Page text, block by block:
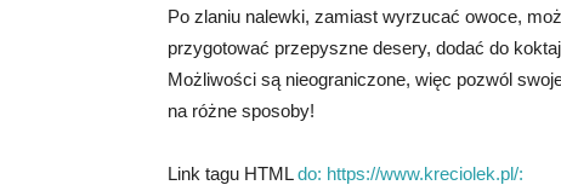
Po zlaniu nalewki, zamiast wyrzucać owoce,
przygotować przepyszne desery, dodać do
Możliwości są nieograniczone, więc pozwól
na różne sposoby!
Link tagu HTMLdo: https://www.kreciolek.pl/: